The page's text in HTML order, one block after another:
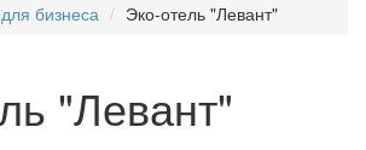
бизнеса Эко-отель "Левант"
"Левант"